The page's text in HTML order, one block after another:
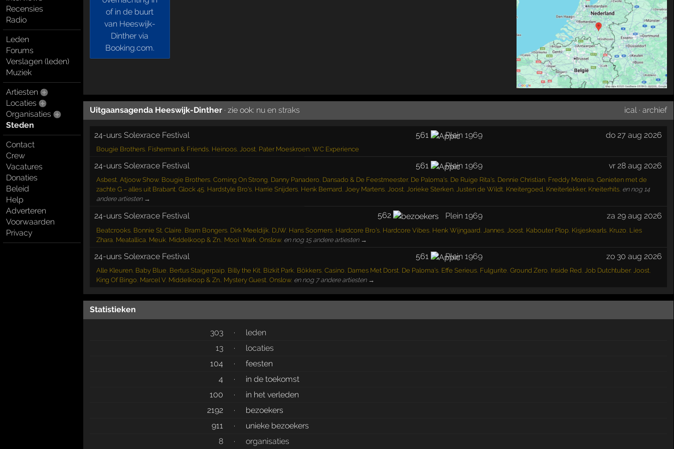
Recensies
Radio
Leden
Forums
Verslagen (leden)
Muziek
Artiesten
Locaties
Organisaties
Steden
Contact
Crew
Vacatures
Donaties
Beleid
Help
Adverteren
Voorwaarden
Privacy
Uitgaansagenda Heeswijk-Dinther· zie ook: nu en straks ical ·archief
24-uurs Solexrace Festival 561 Plein 1969 do 27 aug 2026
Bougie Brothers, Fisherman & Friends, Heinoos, Joost, Pater Moeskroen, WC Experience
24-uurs Solexrace Festival 561 Plein 1969 vr 28 aug 2026
Asbest, Atjoow Show, Bougie Brothers, Coming On Strong, Danny Panadero, Dansado & De Feestmeester, De Paloma's, De Ruige Rita's, Dennie Christian, Freddy Moreira, Genieten met de
zachte G – alles uit Brabant, Glock 45, Hardstyle Bro's, Harrie Snijders, Henk Bernard, Joey Martens, Joost, Jorieke Sterken, Justen de Wildt, Kneitergoed, Kneiterlekker, Kneiterhits, en nog 14
andere artiesten →
24-uurs Solexrace Festival 562 Plein 1969 za 29 aug 2026
Beatcrooks, Bonnie St. Claire, Bram Bongers, Dirk Meeldijk, DJW, Hans Soomers, Hardcore Bro's, Hardcore Vibes, Henk Wijngaard, Jannes, Joost, Kabouter Plop, Kisjeskearls, Kruzo, Lies
Zhara, Meatallica, Meuk, Middelkoop & Zn., Mooi Wark, Onslow, en nog 15 andere artiesten →
24-uurs Solexrace Festival 561 Plein 1969 zo 30 aug 2026
Alle Kleuren, Baby Blue, Bertus Staigerpaip, Billy the Kit, Bizkit Park, Bökkers, Casino, Dames Met Dorst, De Paloma's, Effe Serieus, Fulgurite, Ground Zero, Inside Red, Job Dutchtuber, Joost,
King Of Bingo, Marcel V, Middelkoop & Zn., Mystery Guest, Onslow, en nog 7 andere artiesten →
Statistieken
303 ·
leden
13
·
locaties
104
·
feesten
4
·
in de toekomst
100
·
in het verleden
2192
·
bezoekers
911
·
unieke bezoekers
8
· organisaties